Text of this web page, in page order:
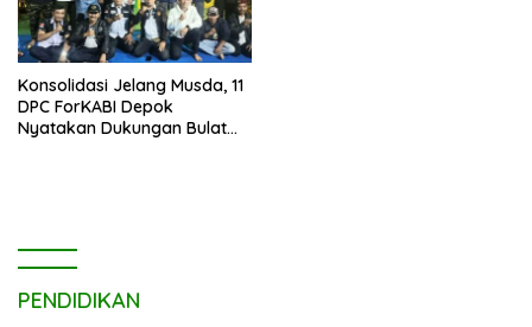
Konsolidasi Jelang Musda, 11
DPC ForKABI Depok
Nyatakan Dukungan Bulat
PENDIDIKAN